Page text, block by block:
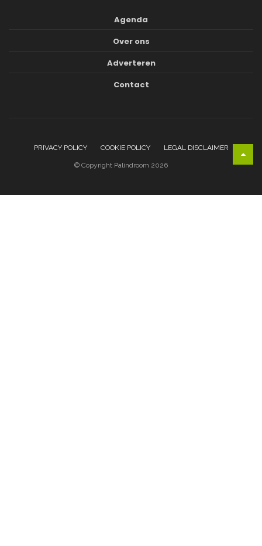
Agenda
Over ons
Adverteren
Contact
PRIVACY POLICY COOKIE POLICY LEGAL DISCLAIMER
© Copyright Palindroom 2026